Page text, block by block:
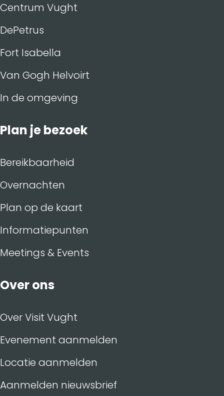
Centrum Vught
DePetrus
Fort Isabella
Van Gogh Helvoirt
In de omgeving
Plan je bezoek
Bereikbaarheid
Overnachten
Plan op de kaart
Informatiepunten
Meetings & Events
Over ons
Over Visit Vught
Evenement aanmelden
Locatie aanmelden
Aanmelden nieuwsbrief